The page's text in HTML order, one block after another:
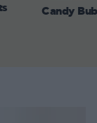
Candy